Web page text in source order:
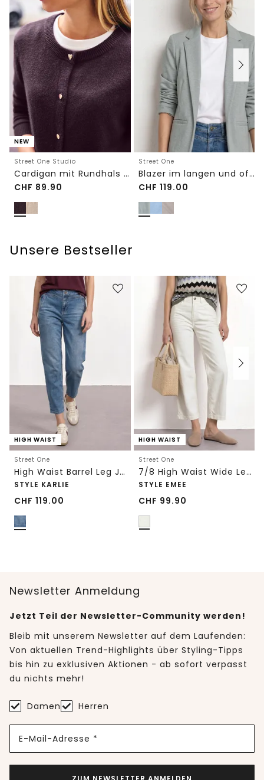
NEW
Street One Studio
Cardigan mit Rundhals und Knöpfen
CHF 89.90
Street One
Blazer im langen und offenen Schnitt
CHF 119.00
Unsere Bestseller
HIGH WAIST
Street One
High Waist Barrel Leg Jeans im Loose Fit
STYLE KARLIE
CHF 119.00
HIGH WAIST
Street One
7/8 High Waist Wide Leg Jeans im Loose Fit
STYLE EMEE
CHF 99.90
Newsletter Anmeldung
Jetzt Teil der Newsletter-Community werden!
Bleib mit unserem Newsletter auf dem Laufenden:
Von aktuellen Trend-Highlights über Styling-Tipps
bis hin zu exklusiven Aktionen - ab sofort verpasst
du nichts mehr!
Damen Herren
E-Mail-Adresse *